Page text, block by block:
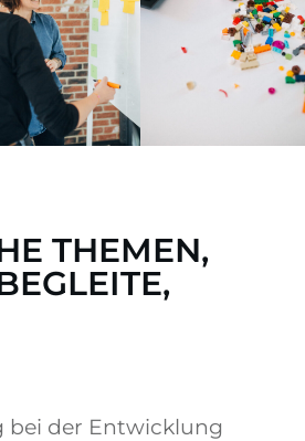
THEMEN,
bei der Entwicklung